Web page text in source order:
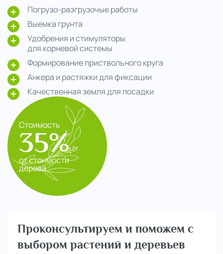
Погрузо-разгрузочые работы
Выемка грунта
Удобрения и стимуляторы
для корневой системы
Формирование приствольного круга
Анкера и растяжки для фиксации
Качественная земля для посадки
Стоимость
35%
от стоимости
дерева
Проконсультируем и поможем с
выбором растений и деревьев